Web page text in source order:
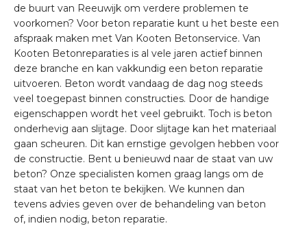
de buurt van Reeuwijk om verdere problemen te
voorkomen? Voor beton reparatie kunt u het beste een
afspraak maken met Van Kooten Betonservice. Van
Kooten Betonreparaties is al vele jaren actief binnen
deze branche en kan vakkundig een beton reparatie
uitvoeren. Beton wordt vandaag de dag nog steeds
veel toegepast binnen constructies. Door de handige
eigenschappen wordt het veel gebruikt. Toch is beton
onderhevig aan slijtage. Door slijtage kan het materiaal
gaan scheuren. Dit kan ernstige gevolgen hebben voor
de constructie. Bent u benieuwd naar de staat van uw
beton? Onze specialisten komen graag langs om de
staat van het beton te bekijken. We kunnen dan
tevens advies geven over de behandeling van beton
of, indien nodig, beton reparatie.